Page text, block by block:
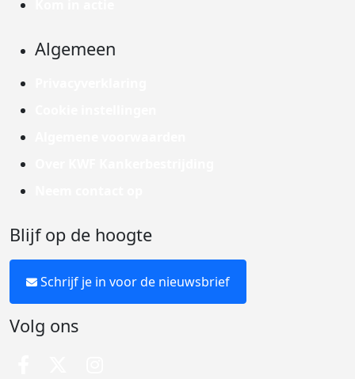
Algemeen
Blijf op de hoogte
Schrijf je in voor de nieuwsbrief
Volg ons